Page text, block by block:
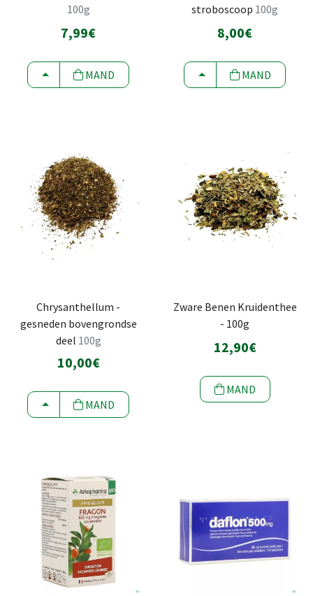
100g
7,99€
KIEZEN MAND
stroboscoop 100g
8,00€
KIEZEN MAND
Chrysanthellum -
gesneden bovengrondse
deel 100g
10,00€
KIEZEN MAND
Zware Benen Kruidenthee
- 100g
12,90€
MAND